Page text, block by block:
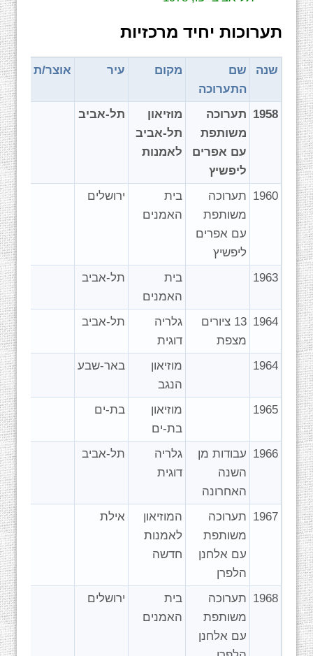
תערוכות יחיד מרכזיות
שנה
שם
התערוכה
מקום עיר אוצר/ת
1958 תערוכה
משותפת
עם אפרים
ליפשיץ
מוזיאון
תל-אביב
לאמנות
תל-אביב
1960 תערוכה
משותפת
עם אפרים
ליפשיץ
בית
האמנים
ירושלים
1963
בית
האמנים
תל-אביב
1964
13 ציורים
מצפת
גלריה
דוגית
תל-אביב
1964
מוזיאון
הנגב
באר-שבע
1965
מוזיאון
בת-ים
בת-ים
1966 עבודות מן
השנה
האחרונה
גלריה
דוגית
תל-אביב
1967 תערוכה
משותפת
עם אלחנן
הלפרן
המוזיאון
לאמנות
חדשה
אילת
1968 תערוכה
משותפת
עם אלחנן
בית
האמנים
ירושלים